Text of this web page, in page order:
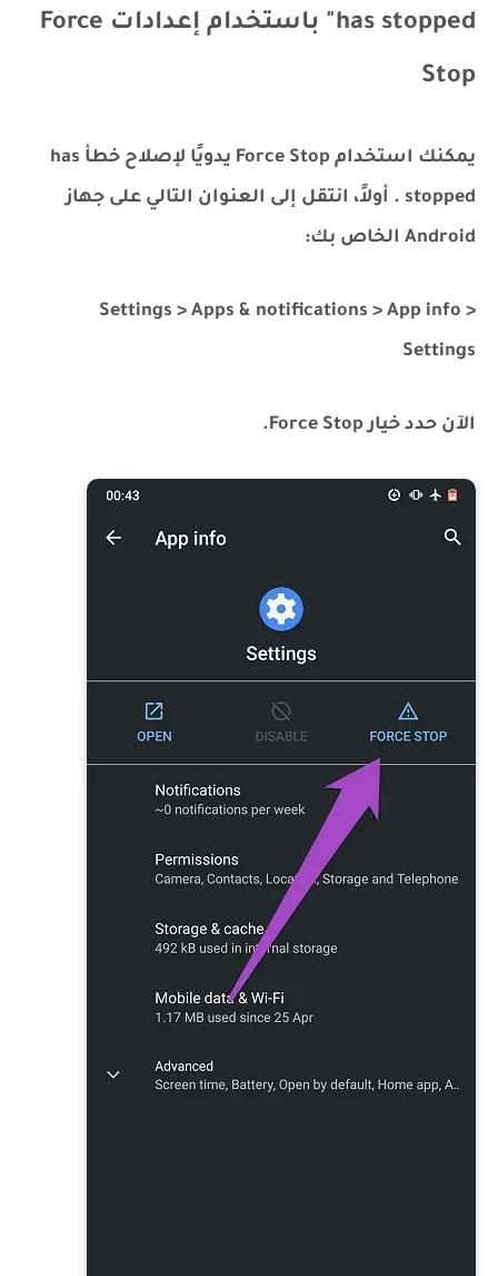
has stopped" باستخدام إعدادات Force
Stop
يمكنك استخدام Force Stop يدويًا لإصلاح خطأ has
stopped . أولاً، انتقل إلى العنوان التالي على جهاز
Android الخاص بك:
Settings > Apps & notifications > App info >
Settings
الآن حدد خيار Force Stop.